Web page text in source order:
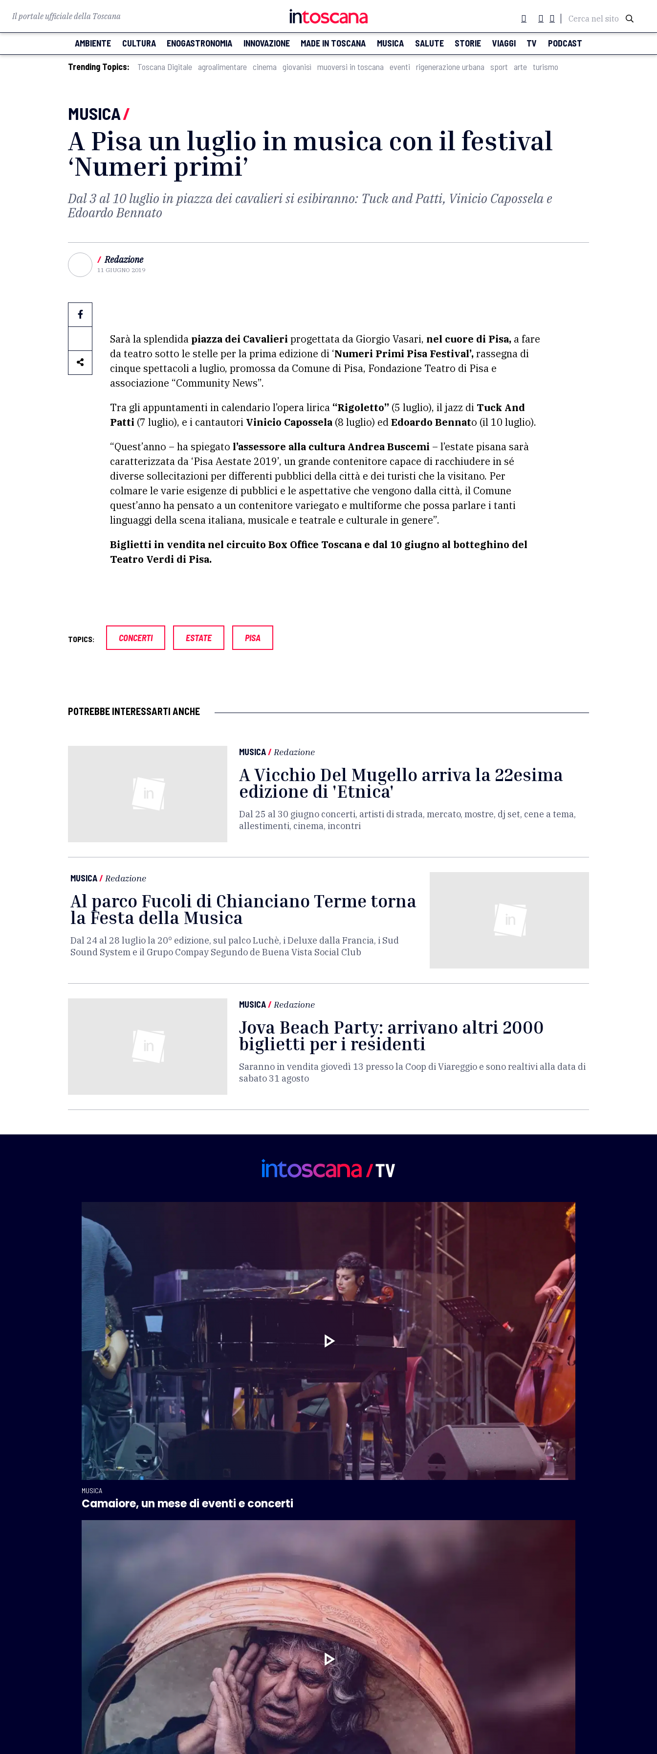
Il portale ufficiale della Toscana Cerca nel sito
AMBIENTE CULTURA ENOGASTRONOMIA INNOVAZIONE MADE IN TOSCANA MUSICA SALUTE STORIE VIAGGI TV PODCAST
Trending Topics: Toscana Digitale agroalimentare cinema giovanisì muoversi in toscana eventi rigenerazione urbana sport arte turismo
MUSICA/
A Pisa un luglio in musica con il festival
‘Numeri primi’
Dal 3 al 10 luglio in piazza dei cavalieri si esibiranno: Tuck and Patti, Vinicio Capossela e
Edoardo Bennato
/ Redazione
11 GIUGNO 2019
Sarà la splendida piazza dei Cavalieri progettata da Giorgio Vasari, nel cuore di Pisa, a fare
da teatro sotto le stelle per la prima edizione di ‘Numeri Primi Pisa Festival’,rassegna di
cinque spettacoli a luglio, promossa da Comune di Pisa, Fondazione Teatro di Pisa e
associazione “Community News”.
Tra gli appuntamenti in calendario l’opera lirica “Rigoletto” (5 luglio), il jazz di Tuck And
Patti (7 luglio), e i cantautori Vinicio Capossela (8 luglio) edEdoardo Bennato (il 10 luglio).
“Quest’anno – ha spiegato l’assessore alla cultura Andrea Buscemi – l’estate pisana sarà
caratterizzata da ‘Pisa Aestate 2019’, un grande contenitore capace di racchiudere in sé
diverse sollecitazioni per differenti pubblici della città e dei turisti che la visitano. Per
colmare le varie esigenze di pubblici e le aspettative che vengono dalla città, il Comune
quest’anno ha pensato a un contenitore variegato e multiforme che possa parlare i tanti
linguaggi della scena italiana, musicale e teatrale e culturale in genere”.
Biglietti in vendita nel circuito Box Office Toscana e dal 10 giugno al botteghino del
Teatro Verdi di Pisa.
TOPICS: CONCERTI ESTATE PISA
POTREBBE INTERESSARTI ANCHE
MUSICA/ Redazione
A Vicchio Del Mugello arriva la 22esima
edizione di 'Etnica'
Dal 25 al 30 giugno concerti, artisti di strada, mercato, mostre, dj set, cene a tema,
allestimenti, cinema, incontri
MUSICA/ Redazione
Al parco Fucoli di Chianciano Terme torna
la Festa della Musica
Dal 24 al 28 luglio la 20° edizione, sul palco Luchè, i Deluxe dalla Francia, i Sud
Sound System e il Grupo Compay Segundo de Buena Vista Social Club
MUSICA/ Redazione
Jova Beach Party: arrivano altri 2000
biglietti per i residenti
Saranno in vendita giovedì 13 presso la Coop di Viareggio e sono realtivi alla data di
sabato 31 agosto
MUSICA
Camaiore, un mese di eventi e concerti